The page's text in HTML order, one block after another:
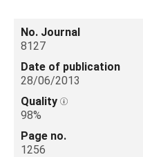
No. Journal
8127
Date of publication
28/06/2013
Quality
98%
Page no.
1256